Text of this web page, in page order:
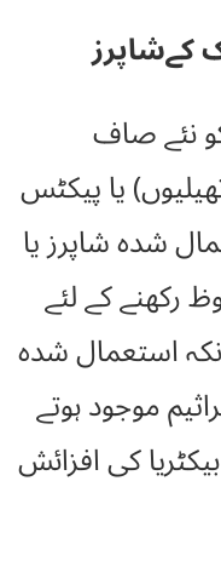
نئے صاف
یا پیکٹس
شدہ شاپرز یا
رکھنے کے لئے
استعمال شدہ
موجود ہوتے
کی افزائش